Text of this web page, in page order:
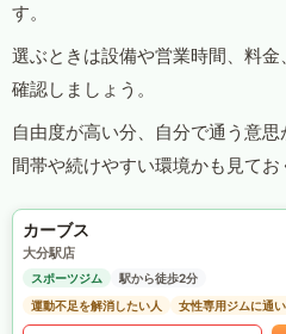
す。
選ぶときは設備や営業時間、料
確認しましょう。
自由度が高い分、自分で通う意
間帯や続けやすい環境かも見てお
カーブス
大分駅店
スポーツジム
駅から徒歩2分
運動不足を解消したい人
女性専用ジムに通